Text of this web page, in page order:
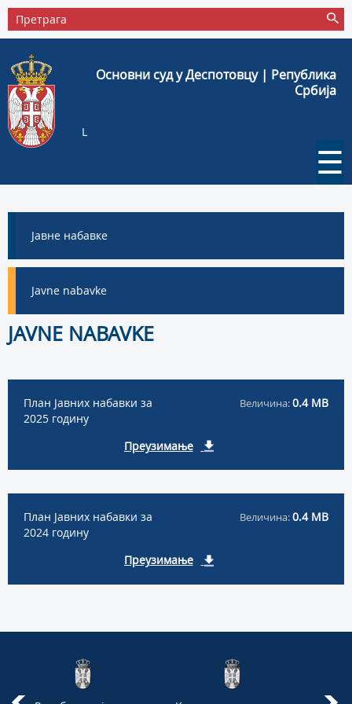
Основни суд у Деспотовцу | Република
Србија
L
☰
Јавне набавке
Javne nabavke
JAVNE NABAVKE
План Јавних набавки за
2025 годину
Величина:0.4 MB
Преузимање
План Јавних набавки за
2024 годину
Величина:0.4 MB
Преузимање